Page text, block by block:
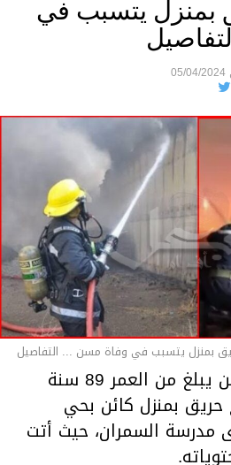
بمنزل يتسبب في
05/04/2024
بمنزل يتسبب في وفاة مسن ... التفاصيل
توفي يوم أمس مسن يبلغ من العمر 89 سنة
حريق بمنزل كائن بحي
مدرسة السمران، حيث أتت